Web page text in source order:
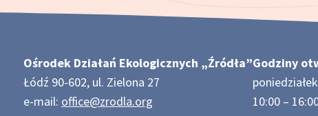
Ośrodek Działań Ekologicznych „Źródła”
Łódź 90-602, ul. Zielona 27
e-mail: office@zrodla.org
Godziny
10:00 –